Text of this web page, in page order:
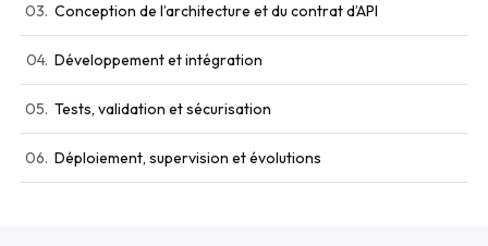
03. Conception de l’architecture et du contrat d’API
04. Développement et intégration
05. Tests, validation et sécurisation
06. Déploiement, supervision et évolutions